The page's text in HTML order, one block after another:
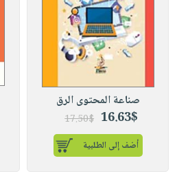
صناعة المحتوى الرق
16.63$
17.50$
أضف إلى الطلبية